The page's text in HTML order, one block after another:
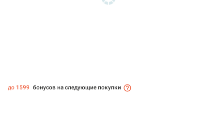
до 1599 бонусов на следующие покупки